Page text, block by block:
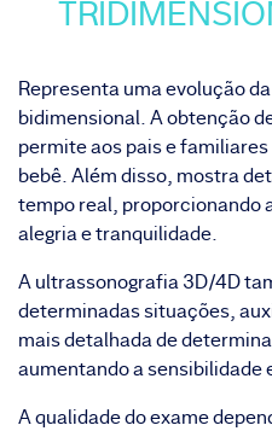
Representa uma evolução
bidimensional. A obtenção
permite aos pais e
bebê. Além disso, mostra
tempo real, proporcionando
alegria e tranquilidade.
A ultrassonografia 3D/4D
determinadas situações,
mais detalhada de
aumentando a sensibilidade
A qualidade do exame